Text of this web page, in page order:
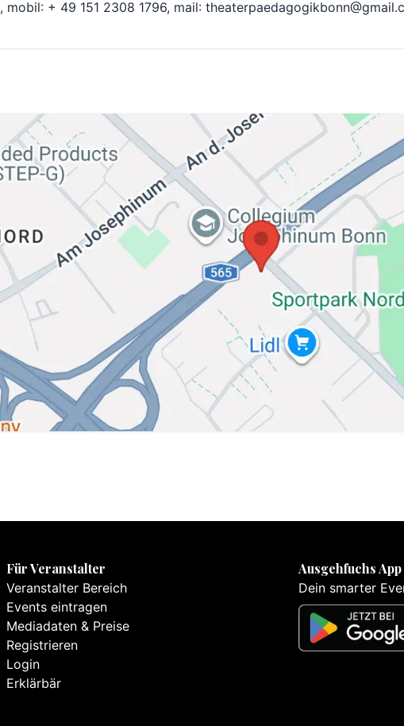
Für Veranstalter
Veranstalter Bereich
Events eintragen
Mediadaten & Preise
Registrieren
Login
Erklärbär
Ausgehfuchs App
Dein smarter